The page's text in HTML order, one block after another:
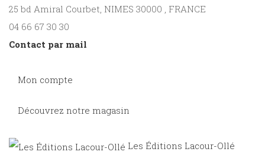
25 bd Amiral Courbet, NIMES 30000 , FRANCE
04 66 67 30 30
Contact par mail
Mon compte
Découvrez notre magasin
Les Éditions Lacour-Ollé